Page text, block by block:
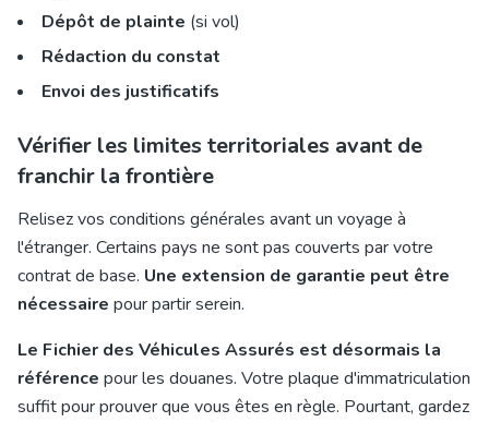
Dépôt de plainte (si vol)
Rédaction du constat
Envoi des justificatifs
Vérifier les limites territoriales avant de
franchir la frontière
Relisez vos conditions générales avant un voyage à
l'étranger. Certains pays ne sont pas couverts par votre
contrat de base. Une extension de garantie peut être
nécessaire pour partir serein.
Le Fichier des Véhicules Assurés est désormais la
référence pour les douanes. Votre plaque d'immatriculation
suffit pour prouver que vous êtes en règle. Pourtant, gardez